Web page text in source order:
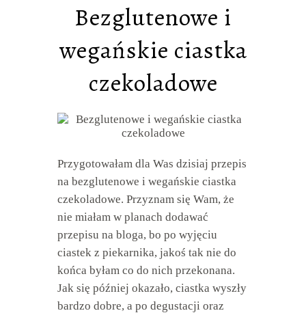
Bezglutenowe i
wegańskie ciastka
czekoladowe
Przygotowałam dla Was dzisiaj przepis
na bezglutenowe i wegańskie ciastka
czekoladowe. Przyznam się Wam, że
nie miałam w planach dodawać
przepisu na bloga, bo po wyjęciu
ciastek z piekarnika, jakoś tak nie do
końca byłam co do nich przekonana.
Jak się później okazało, ciastka wyszły
bardzo dobre, a po degustacji oraz